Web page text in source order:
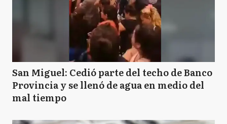
San Miguel: Cedió parte del techo de Banco
Provincia y se llenó de agua en medio del
mal tiempo